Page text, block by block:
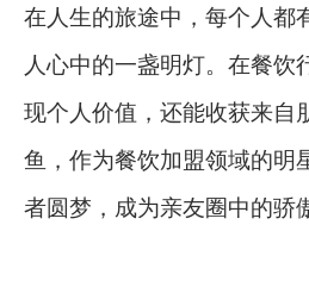
在人生的旅途中，每个人都
人心中的一盏明灯。在餐
现个人价值，还能收获来自
鱼，作为餐饮加盟领域的明
者圆梦，成为亲友圈中的骄